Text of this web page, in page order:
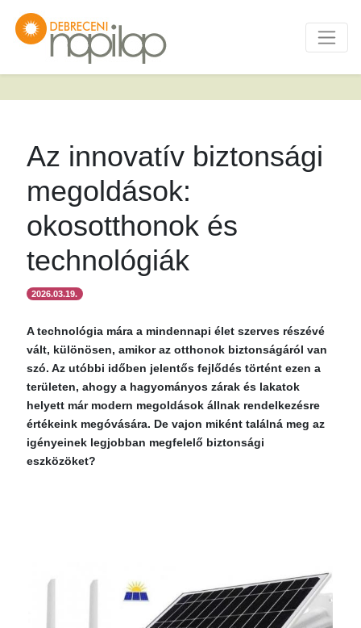
Az innovatív biztonsági
megoldások:
okosotthonok és
technológiák
2026.03.19.
A technológia mára a mindennapi élet szerves részévé
vált, különösen, amikor az otthonok biztonságáról van
szó. Az utóbbi időben jelentős fejlődés történt ezen a
területen, ahogy a hagyományos zárak és lakatok
helyett már modern megoldások állnak rendelkezésre
értékeink megóvására. De vajon miként találná meg az
igényeinek legjobban megfelelő biztonsági
eszközöket?